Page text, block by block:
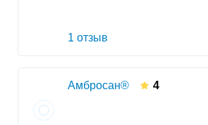
1 отзыв
Амбросан® 4